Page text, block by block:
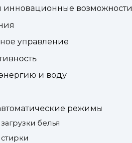
инновационные возможности
управление
и воду
режимы
белья